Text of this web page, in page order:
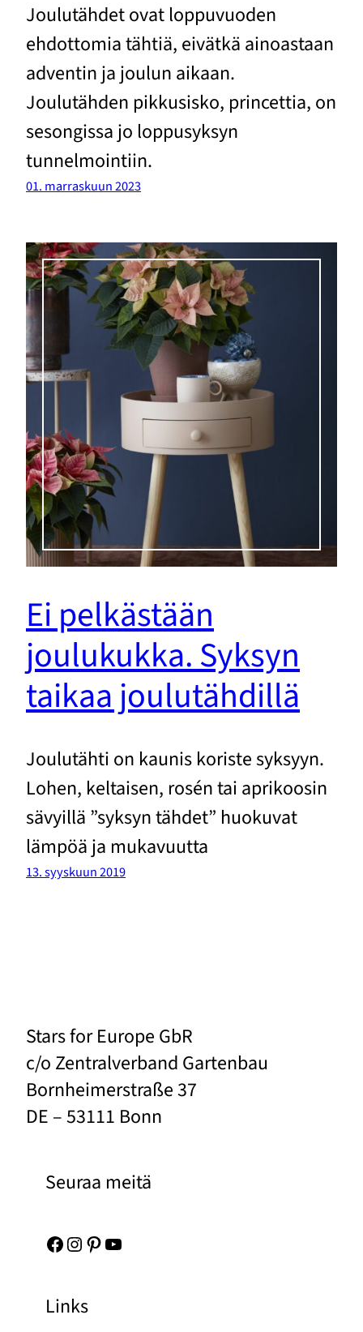
Joulutähdet ovat loppuvuoden
ehdottomia tähtiä, eivätkä ainoastaan
adventin ja joulun aikaan.
Joulutähden pikkusisko, princettia, on
sesongissa jo loppusyksyn
tunnelmointiin.
01. marraskuun 2023
Ei pelkästään
joulukukka. Syksyn
taikaa joulutähdillä
Joulutähti on kaunis koriste syksyyn.
Lohen, keltaisen, rosén tai aprikoosin
sävyillä ”syksyn tähdet” huokuvat
lämpöä ja mukavuutta
13. syyskuun 2019
Stars for Europe GbR
c/o Zentralverband Gartenbau
Bornheimerstraße 37
DE – 53111 Bonn
Seuraa meitä
Facebook Instagram Pinterest YouTube
Links